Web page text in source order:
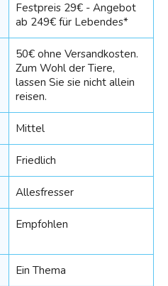
Festpreis 29€ - Angebot
ab 249€ für Lebendes*
50€ ohne Versandkosten.
Zum Wohl der Tiere,
lassen Sie sie nicht allein
reisen.
Mittel
Friedlich
Allesfresser
Empfohlen
Ein Thema